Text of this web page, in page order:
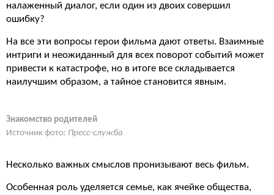
налаженный диалог, если один из двоих совершил
ошибку?
На все эти вопросы герои фильма дают ответы. Взаимные
интриги и неожиданный для всех поворот событий может
привести к катастрофе, но в итоге все складывается
наилучшим образом, а тайное становится явным.
Знакомство родителей
Источник фото: Пресс-служба
Несколько важных смыслов пронизывают весь фильм.
Особенная роль уделяется семье, как ячейке общества,